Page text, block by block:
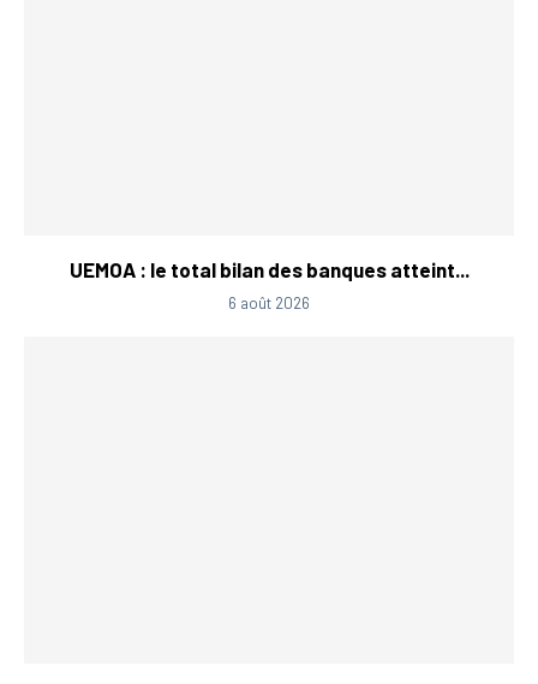
UEMOA : le total bilan des banques atteint...
6 août 2026